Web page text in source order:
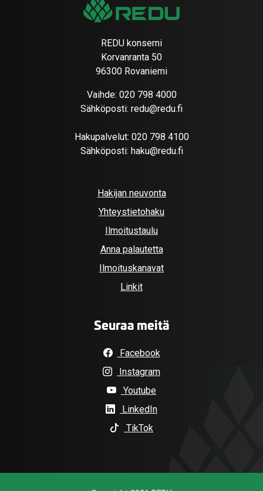
REDU konserni
Korvanranta 50
96300 Rovaniemi
Vaihde: 020 798 4000
Sähköposti: redu@redu.fi
Hakupalvelut: 020 798 4100
Sähköposti: haku@redu.fi
Hakijan neuvonta
Yhteystietohaku
Ilmoitustaulu
Anna palautetta
Ilmoituskanavat
Linkit
Seuraa meitä
Facebook
Instagram
Youtube
LinkedIn
TikTok